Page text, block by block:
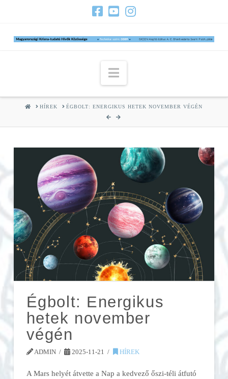
Navigation
HOMEHÍREK ÉGBOLT: ENERGIKUS HETEK NOVEMBER VÉGÉN
Égbolt: Energikus
hetek november
végén
ADMIN 2025-11-21 HÍREK
A Mars helyét átvette a Nap a kedvező őszi-téli átfutó